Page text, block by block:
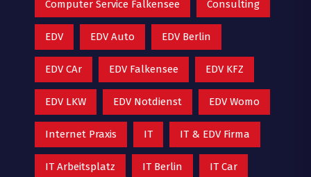
Computer Service Falkensee Consulting
EDV EDV Auto EDV Berlin
EDV CAr EDV Falkensee EDV KFZ
EDV LKW EDV Notdienst EDV Womo
Internet Praxis IT IT & EDV Firma
IT Arbeitsplatz IT Berlin IT Car